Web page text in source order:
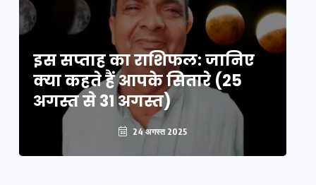
इस सप्ताह का राशिफल: जानिए
क्या कहते हैं आपके सितारे (25
अगस्त से 31 अगस्त)
24 अगस्त 2025